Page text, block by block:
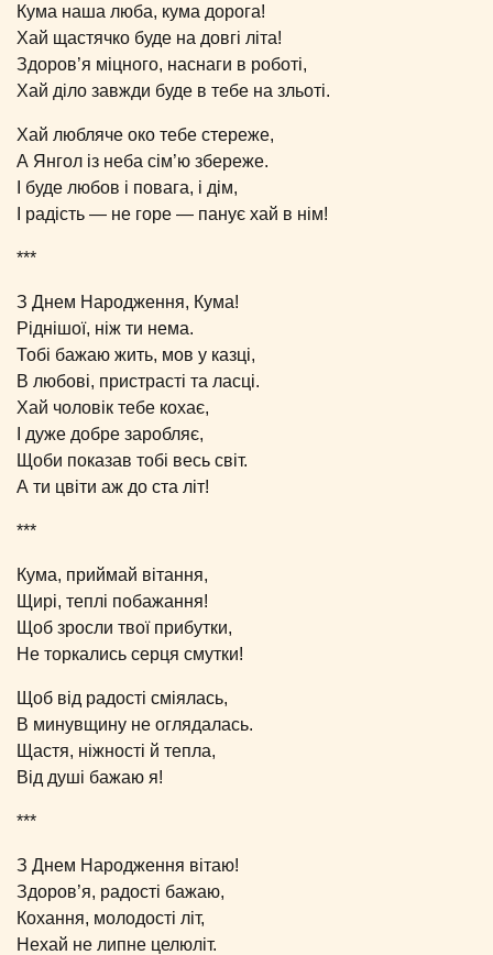
Кума наша люба, кума дорога!
Хай щастячко буде на довгі літа!
Здоров’я міцного, наснаги в роботі,
Хай діло завжди буде в тебе на зльоті.
Хай любляче око тебе стереже,
А Янгол із неба сім’ю збереже.
І буде любов і повага, і дім,
І радість ― не горе ― панує хай в нім!
***
З Днем Народження, Кума!
Ріднішої, ніж ти нема.
Тобі бажаю жить, мов у казці,
В любові, пристрасті та ласці.
Хай чоловік тебе кохає,
І дуже добре заробляє,
Щоби показав тобі весь світ.
А ти цвіти аж до ста літ!
***
Кума, приймай вітання,
Щирі, теплі побажання!
Щоб зросли твої прибутки,
Не торкались серця смутки!
Щоб від радості сміялась,
В минувщину не оглядалась.
Щастя, ніжності й тепла,
Від душі бажаю я!
***
З Днем Народження вітаю!
Здоров’я, радості бажаю,
Кохання, молодості літ,
Нехай не липне целюліт.